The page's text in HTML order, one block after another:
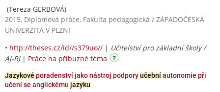
(Tereza GERBOVÁ)
2015, Diplomová práce, Fakulta pedagogická / ZÁPADOČESKÁ
UNIVERZITA V PLZNI
• http://theses.cz/id//s379uo// | Učitelství pro základní školy /
AJ-RJ| Práce na příbuzné téma
Jazykové poradenství jako nástroj podporyučebníautonomie při
učení se anglickému jazyku